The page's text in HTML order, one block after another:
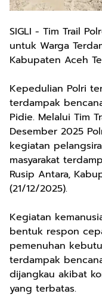
SIGLI - Tim Trail
untuk Warga
Kabupaten Aceh
Kepedulian Polri
terdampak
Pidie. Melalui Tim
Desember 2025
kegiatan
masyarakat
Rusip Antara,
(21/12/2025).
Kegiatan
bentuk respon
pemenuhan
terdampak
dijangkau akibat
yang terbatas.